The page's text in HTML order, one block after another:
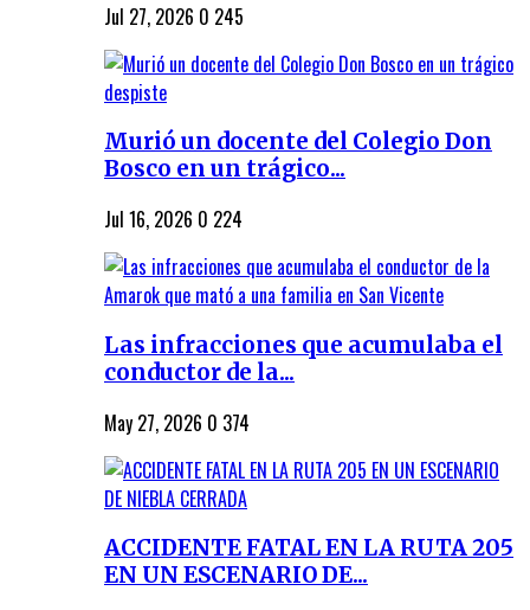
Jul 27, 2026 0 245
Murió un docente del Colegio Don
Bosco en un trágico...
Jul 16, 2026 0 224
Las infracciones que acumulaba el
conductor de la...
May 27, 2026 0 374
ACCIDENTE FATAL EN LA RUTA 205
EN UN ESCENARIO DE...